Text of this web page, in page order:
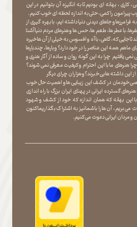
، بهانه ای بودیم تا به انگیزه آن بتوانیم در این
پیرامون را کمی ، حتی به اندازه لحظه ای خوب کنیم.
و جاهای دیدنی دنیا داشته ایم، با بهره گیری از
، با عطر ها ، طعم ها ، حس ها و هنرهای مردم دنیا آشنا
جایی که، گاهی ، با آه و افسوس به خیلی از آن ها خیره
ما هم همه این عناصر را در خود دارد؟ و بارها ، چندبارها
یافتیم چرا به این گونه روان و ساده از آثار هنری و
هنرهای ما با این احترام و کیفیت معرفی نمی شوند؟
این داشته ها بی خبرند؟و هزاران چرای دیگر
خودمان در کشف این زیبایی ها و اهمیت حال خوب
گسترده ایرانی در پهنای ایران بزرگ با راه اندازی
این بهانه که همان اندازه که خود از کشف و شهود
بریم ، آن ها را با شما نیز به اشتراک بگذاریماکنون
و مردان ایرانی دعوت می کنیم.